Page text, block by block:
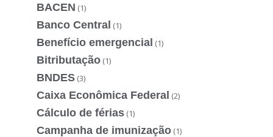
BACEN (1)
Banco Central (1)
Benefício emergencial (1)
Bitributação (1)
BNDES (3)
Caixa Econômica Federal (2)
Cálculo de férias (1)
Campanha de imunização (1)